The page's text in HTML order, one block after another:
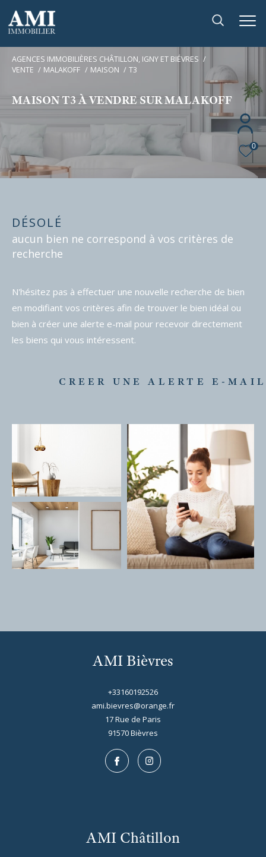
0
AGENCES IMMOBILIÈRES CHÂTILLON, IGNY ET BIÉVRES
VENTE
MALAKOFF MAISON T3
MAISON T3 À VENDRE SUR MALAKOFF
DÉSOLÉ
aucun bien ne correspond à vos critères de
recherche
N'hésitez pas à effectuer une nouvelle recherche de bien
en modifiant vos critères afin de trouver le bien idéal ou
bien à créer une alerte e-mail pour recevoir directement
les biens qui vous intéressent.
CREER UNE ALERTE E-
AMI Bièvres
+33160192526
ami.bievres@orange.fr
17 Rue de Paris
91570
bièvres
AMI Châtillon